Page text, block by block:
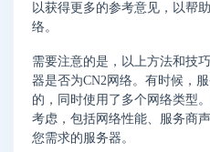
以获得更多的参考意见，以帮
络。
需要注意的是，以上方法和技
器是否为CN2网络。有时候，
的，同时使用了多个网络类型
考虑，包括网络性能、服务商
您需求的服务器。